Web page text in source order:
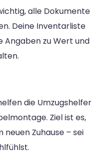
alle Dokumente
Deine Inventarliste
Angaben zu Wert und
die Umzugshelfer
Ziel ist es,
neuen Zuhause – sei